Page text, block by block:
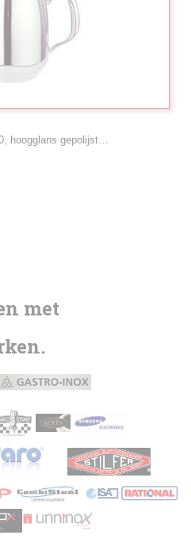
hoogglans gepolijst…
met